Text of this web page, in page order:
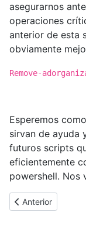
asegurarnos
operaciones
anterior de esta
obviamente
Remove-
Esperemos
sirvan de ayuda
futuros scripts
eficientemente
powershell. Nos
Artículo anterior:
Anterior